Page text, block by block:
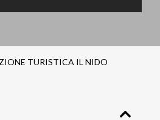
TURISTICA IL NIDO